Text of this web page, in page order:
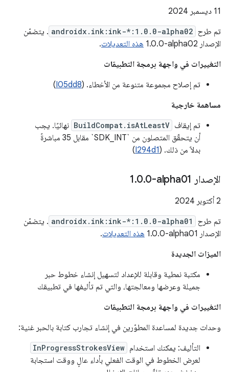
‫11 ديسمبر 2024
تم طرح androidx.ink:ink-*:1.0.0-alpha02 . يتضمّن
الإصدار ‎1.0.0-alpha02
هذه التعديلات.
التغييرات في واجهة برمجة التطبيقات
تم إصلاح مجموعة متنوعة من الأخطاء. (I05dd8
)
مساهمة خارجية
تم إيقاف BuildCompat.isAtLeastV نهائيًا. يجب
أن يتحقّق المتصلون من `SDK_INT` مقابل 35 مباشرةً
بدلاً من ذلك. (I294d1
)
الإصدار ‎1 .0.0-alpha01
‫2 أكتوبر 2024
تم طرح
androidx.ink:ink-*:1.0.0-alpha01 . يتضمّن
الإصدار ‎1.0.0-alpha01
هذه التعديلات.
الميزات الجديدة
مكتبة نمطية وقابلة للإعداد لتسهيل إنشاء خطوط حبر
جميلة وعرضها ومعالجتها، والتي تم تأليفها في تطبيقك
التغييرات في واجهة برمجة التطبيقات
وحدات جديدة لمساعدة المطوّرين في إنشاء تجارب كتابة بالحبر غنية:
التأليف: يمكنك استخدام InProgressStrokesView
لعرض الخطوط في الوقت الفعلي بأداء عالٍ ووقت استجابة